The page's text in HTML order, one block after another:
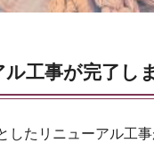
ル工事が完了し
したリニューアル工